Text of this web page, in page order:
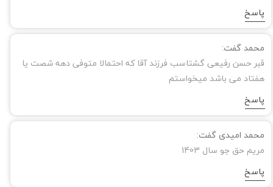
پاسخ
محمد گفت:
قبر حسن رفیعی گشتاسب فرزند آقا که احتمالا متوفی دهه شصت یا
هفتاد می باشد میخواستم
پاسخ
محمد امیدی گفت:
مریم حق جو سال 1403
پاسخ